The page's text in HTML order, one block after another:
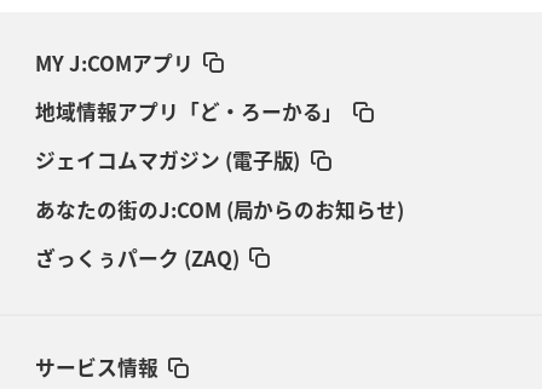
MY J:COMアプリ
地域情報アプリ「ど・ろーかる」
ジェイコムマガジン (電子版)
あなたの街のJ:COM (局からのお知らせ)
ざっくぅパーク (ZAQ)
サービス情報